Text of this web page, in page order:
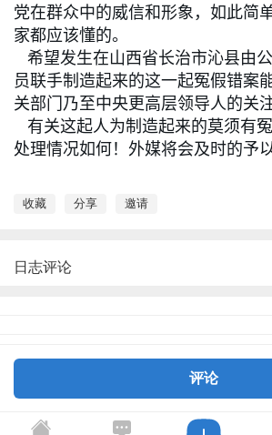
党在群众中的威信和形象，如此简
家都应该懂的。
希望发生在山西省长治市沁县由
员联手制造起来的这一起冤假错案
关部门乃至中央更高层领导人的关
有关这起人为制造起来的莫须有
处理情况如何！外媒将会及时的予
收藏 分享 邀请
日志评论
评论